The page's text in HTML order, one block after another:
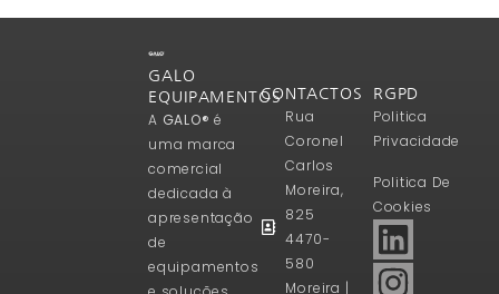
GALO
EQUIPAMENTOS
A GALO® é
uma marca
comercial
dedicada à
apresentação
de
equipamentos
CONTACTOS
Rua
Coronel
Carlos
Moreira,
825
4470-
580
Moreira |
RGPD
Politica
Privacidade
Politica De
Cookies